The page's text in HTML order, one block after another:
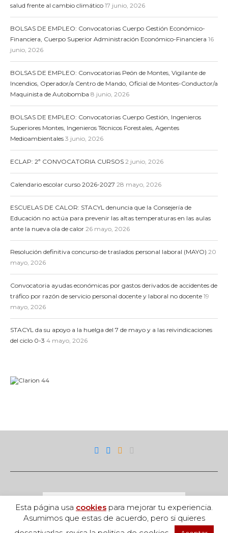
salud frente al cambio climático 17 junio, 2026
BOLSAS DE EMPLEO: Convocatorias Cuerpo Gestión Económico-
Financiera, Cuerpo Superior Administración Económico-Financiera 16
junio, 2026
BOLSAS DE EMPLEO: Convocatorias Peón de Montes, Vigilante de
Incendios, Operador/a Centro de Mando, Oficial de Montes-Conductor/a
Maquinista de Autobomba 8 junio, 2026
BOLSAS DE EMPLEO: Convocatorias Cuerpo Gestión, Ingenieros
Superiores Montes, Ingenieros Técnicos Forestales, Agentes
Medioambientales 3 junio, 2026
ECLAP: 2ª CONVOCATORIA CURSOS 2 junio, 2026
Calendario escolar curso 2026-2027 28 mayo, 2026
ESCUELAS DE CALOR: STACYL denuncia que la Consejería de
Educación no actúa para prevenir las altas temperaturas en las aulas
ante la nueva ola de calor 26 mayo, 2026
Resolución definitiva concurso de traslados personal laboral (MAYO) 20
mayo, 2026
Convocatoria ayudas económicas por gastos derivados de accidentes de
tráfico por razón de servicio personal docente y laboral no docente 19
mayo, 2026
STACYL da su apoyo a la huelga del 7 de mayo y a las reivindicaciones
del ciclo 0-3 4 mayo, 2026
Esta página usa cookies para mejorar tu experiencia.
Asumimos que estas de acuerdo, pero si quieres